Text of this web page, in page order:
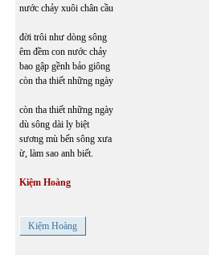
nước chảy xuôi chân cầu
đời trôi như dòng sông
êm đềm con nước chảy
bao gập gềnh bảo giông
còn tha thiết những ngày
còn tha thiết những ngày
dù sông dài ly biệt
sương mù bến sông xưa
ừ, làm sao anh biết.
Kiệm Hoàng
Kiệm Hoàng